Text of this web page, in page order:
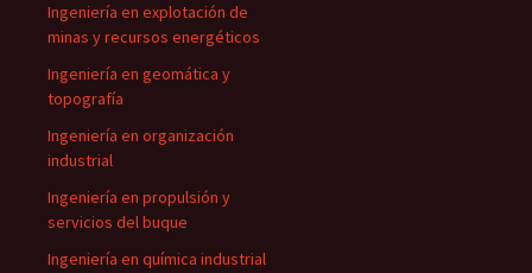
Ingeniería en explotación de
minas y recursos energéticos
Ingeniería en geomática y
topografía
Ingeniería en organización
industrial
Ingeniería en propulsión y
servicios del buque
Ingeniería en química industrial